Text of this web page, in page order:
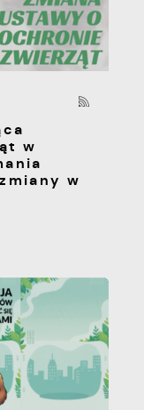
w
w